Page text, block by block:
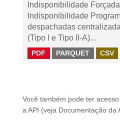
Indisponibilidade
Indisponibilidade
despachadas
(Tipo I e Tipo II-A)...
PDF PARQUET CSV
Você também pode ter
a API (veja Documentação da